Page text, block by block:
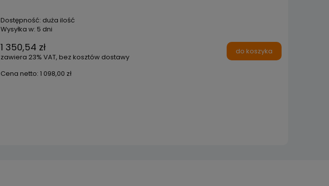
Dostępność: duża ilość
Wysyłka w: 5 dni
1 350,54 zł
zawiera 23% VAT, bez kosztów dostawy
Cena netto: 1 098,00 zł
do koszyka